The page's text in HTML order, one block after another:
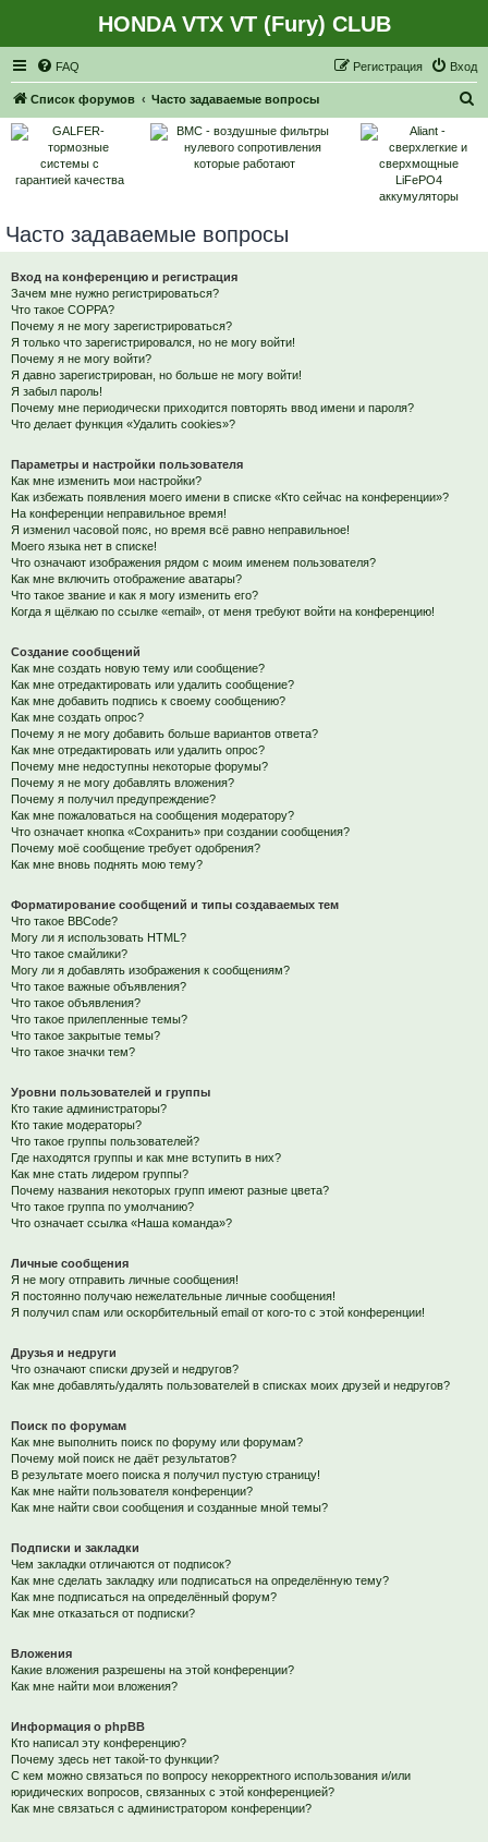
HONDA VTX VT (Fury) CLUB
FAQ Вход
Регистрация
Список форумов Часто задаваемые вопросы
Часто задаваемые вопросы
Вход на конференцию и регистрация
Зачем мне нужно регистрироваться?
Что такое COPPA?
Почему я не могу зарегистрироваться?
Я только что зарегистрировался, но не могу войти!
Почему я не могу войти?
Я давно зарегистрирован, но больше не могу войти!
Я забыл пароль!
Почему мне периодически приходится повторять ввод имени и пароля?
Что делает функция «Удалить cookies»?
Параметры и настройки пользователя
Как мне изменить мои настройки?
Как избежать появления моего имени в списке «Кто сейчас на конференции»?
На конференции неправильное время!
Я изменил часовой пояс, но время всё равно неправильное!
Моего языка нет в списке!
Что означают изображения рядом с моим именем пользователя?
Как мне включить отображение аватары?
Что такое звание и как я могу изменить его?
Когда я щёлкаю по ссылке «email», от меня требуют войти на конференцию!
Создание сообщений
Как мне создать новую тему или сообщение?
Как мне отредактировать или удалить сообщение?
Как мне добавить подпись к своему сообщению?
Как мне создать опрос?
Почему я не могу добавить больше вариантов ответа?
Как мне отредактировать или удалить опрос?
Почему мне недоступны некоторые форумы?
Почему я не могу добавлять вложения?
Почему я получил предупреждение?
Как мне пожаловаться на сообщения модератору?
Что означает кнопка «Сохранить» при создании сообщения?
Почему моё сообщение требует одобрения?
Как мне вновь поднять мою тему?
Форматирование сообщений и типы создаваемых тем
Что такое BBCode?
Могу ли я использовать HTML?
Что такое смайлики?
Могу ли я добавлять изображения к сообщениям?
Что такое важные объявления?
Что такое объявления?
Что такое прилепленные темы?
Что такое закрытые темы?
Что такое значки тем?
Уровни пользователей и группы
Кто такие администраторы?
Кто такие модераторы?
Что такое группы пользователей?
Где находятся группы и как мне вступить в них?
Как мне стать лидером группы?
Почему названия некоторых групп имеют разные цвета?
Что такое группа по умолчанию?
Что означает ссылка «Наша команда»?
Личные сообщения
Я не могу отправить личные сообщения!
Я постоянно получаю нежелательные личные сообщения!
Я получил спам или оскорбительный email от кого-то с этой конференции!
Друзья и недруги
Что означают списки друзей и недругов?
Как мне добавлять/удалять пользователей в списках моих друзей и недругов?
Поиск по форумам
Как мне выполнить поиск по форуму или форумам?
Почему мой поиск не даёт результатов?
В результате моего поиска я получил пустую страницу!
Как мне найти пользователя конференции?
Как мне найти свои сообщения и созданные мной темы?
Подписки и закладки
Чем закладки отличаются от подписок?
Как мне сделать закладку или подписаться на определённую тему?
Как мне подписаться на определённый форум?
Как мне отказаться от подписки?
Вложения
Какие вложения разрешены на этой конференции?
Как мне найти мои вложения?
Информация о phpBB
Кто написал эту конференцию?
Почему здесь нет такой-то функции?
С кем можно связаться по вопросу некорректного использования и/или
юридических вопросов, связанных с этой конференцией?
Как мне связаться с администратором конференции?